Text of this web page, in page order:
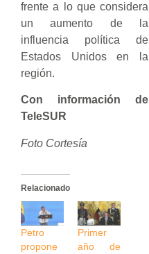
frente a lo que considera
un aumento de la
influencia política de
Estados Unidos en la
región.
Con información de
TeleSUR
Foto Cortesía
Relacionado
Petro
propone
Primer
año de